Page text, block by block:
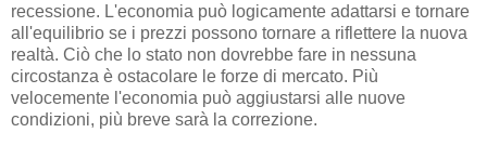
recessione. L'economia può logicamente adattarsi e tornare
all'equilibrio se i prezzi possono tornare a riflettere la nuova
realtà. Ciò che lo stato non dovrebbe fare in nessuna
circostanza è ostacolare le forze di mercato. Più
velocemente l'economia può aggiustarsi alle nuove
condizioni, più breve sarà la correzione.